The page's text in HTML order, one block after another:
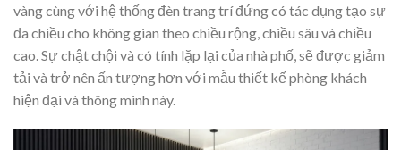
vàng cùng với hệ thống đèn trang trí đứng có tác dụng tạo sự
đa chiều cho không gian theo chiều rộng, chiều sâu và chiều
cao. Sự chật chội và có tính lặp lại của nhà phố, sẽ được giảm
tải và trở nên ấn tượng hơn với mẫu thiết kế phòng khách
hiện đại và thông minh này.